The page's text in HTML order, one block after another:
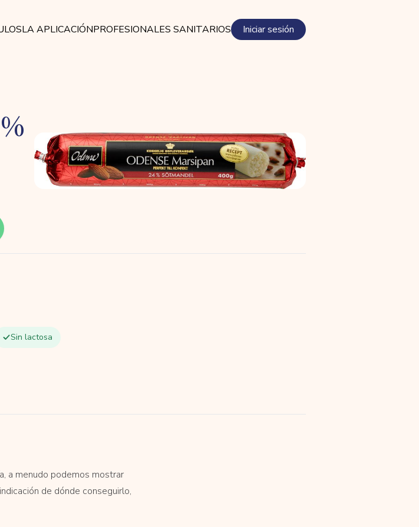
LA APLICACIÓNPROFESIONALES SANITARIOS Iniciar sesión
Sin lactosa
a menudo podemos mostrar
de dónde conseguirlo,